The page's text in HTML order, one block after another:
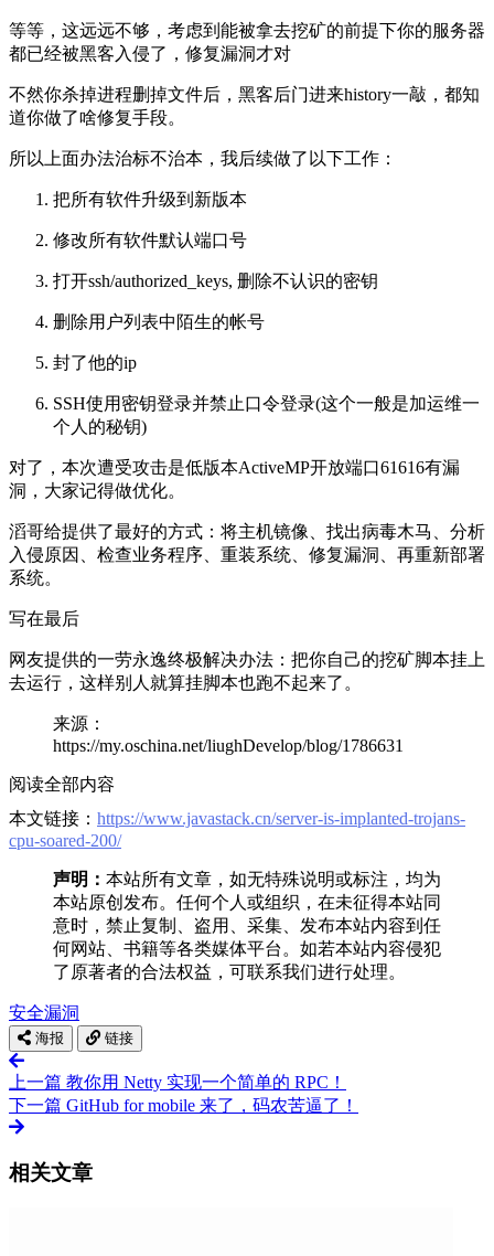
等等，这远远不够，考虑到能被拿去挖矿的前提下你的服务器
都已经被黑客入侵了，修复漏洞才对
不然你杀掉进程删掉文件后，黑客后门进来history一敲，都知
道你做了啥修复手段。
所以上面办法治标不治本，我后续做了以下工作：
把所有软件升级到新版本
修改所有软件默认端口号
打开ssh/authorized_keys, 删除不认识的密钥
删除用户列表中陌生的帐号
封了他的ip
SSH使用密钥登录并禁止口令登录(这个一般是加运维一
个人的秘钥)
对了，本次遭受攻击是低版本ActiveMP开放端口61616有漏
洞，大家记得做优化。
滔哥给提供了最好的方式：将主机镜像、找出病毒木马、分析
入侵原因、检查业务程序、重装系统、修复漏洞、再重新部署
系统。
写在最后
网友提供的一劳永逸终极解决办法：把你自己的挖矿脚本挂上
去运行，这样别人就算挂脚本也跑不起来了。
来源：
https://my.oschina.net/liughDevelop/blog/1786631
阅读全部内容
本文链接： https://www.javastack.cn/server-is-implanted-trojans-
cpu-soared-200/
声明： 本站所有文章，如无特殊说明或标注，均为
本站原创发布。任何个人或组织，在未征得本站同
意时，禁止复制、盗用、采集、发布本站内容到任
何网站、书籍等各类媒体平台。如若本站内容侵犯
了原著者的合法权益，可联系我们进行处理。
安全漏洞
海报 链接
上一篇 教你用 Netty 实现一个简单的 RPC！
下一篇 GitHub for mobile 来了，码农苦逼了！
相关文章